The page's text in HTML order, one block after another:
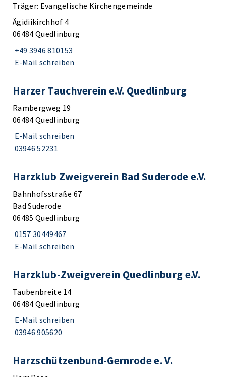
Träger: Evangelische Kirchengemeinde
Ägidiikirchhof 4
06484 Quedlinburg
+49 3946 810153
E-Mail schreiben
Harzer Tauchverein e.V. Quedlinburg
Rambergweg 19
06484 Quedlinburg
E-Mail schreiben
03946 52231
Harzklub Zweigverein Bad Suderode e.V.
Bahnhofsstraße 67
Bad Suderode
06485 Quedlinburg
0157 30449467
E-Mail schreiben
Harzklub-Zweigverein Quedlinburg e.V.
Taubenbreite 14
06484 Quedlinburg
E-Mail schreiben
03946 905620
Harzschützenbund-Gernrode e. V.